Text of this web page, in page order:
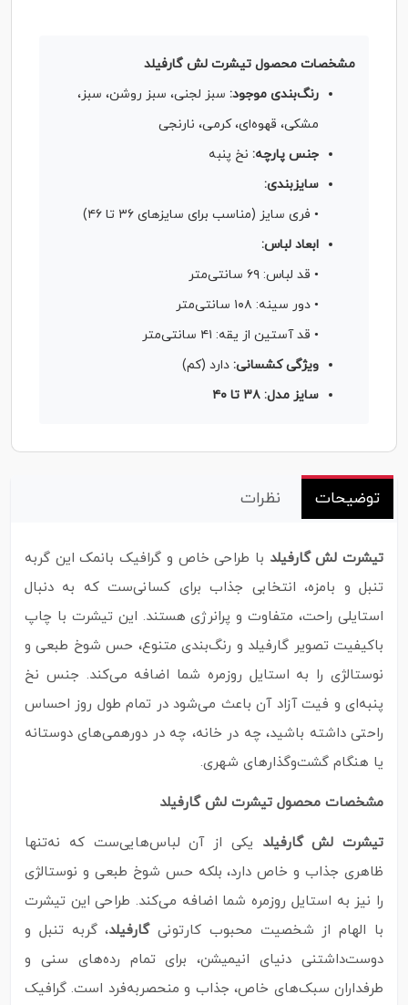
مشخصات محصول تیشرت لش گارفیلد
رنگ‌بندی موجود: سبز لجنی، سبز روشن، سبز،
مشکی، قهوه‌ای، کرمی، نارنجی
جنس پارچه: نخ پنبه
سایزبندی:
• فری سایز (مناسب برای سایزهای ۳۶ تا ۴۶)
ابعاد لباس:
• قد لباس: ۶۹ سانتی‌متر
• دور سینه: ۱۰۸ سانتی‌متر
• قد آستین از یقه: ۴۱ سانتی‌متر
ویژگی کشسانی: دارد (کم)
سایز مدل: ۳۸ تا ۴۰
توضیحات نظرات
تیشرت لش گارفیلد با طراحی خاص و گرافیک بانمک این گربه
تنبل و بامزه، انتخابی جذاب برای کسانی‌ست که به دنبال
استایلی راحت، متفاوت و پرانرژی هستند. این تیشرت با چاپ
باکیفیت تصویر گارفیلد و رنگ‌بندی متنوع، حس شوخ‌ طبعی و
نوستالژی را به استایل روزمره شما اضافه می‌کند. جنس نخ
پنبه‌ای و فیت آزاد آن باعث می‌شود در تمام طول روز احساس
راحتی داشته باشید، چه در خانه، چه در دورهمی‌های دوستانه
یا هنگام گشت‌وگذارهای شهری.
مشخصات محصول تیشرت لش گارفیلد
تیشرت لش گارفیلد یکی از آن لباس‌هایی‌ست که نه‌تنها
ظاهری جذاب و خاص دارد، بلکه حس شوخ‌ طبعی و نوستالژی
را نیز به استایل روزمره شما اضافه می‌کند. طراحی این تیشرت
با الهام از شخصیت محبوب کارتونیگارفیلد، گربه تنبل و
دوست‌داشتنی دنیای انیمیشن، برای تمام رده‌های سنی و
طرفداران سبک‌های خاص، جذاب و منحصر‌به‌فرد است. گرافیک